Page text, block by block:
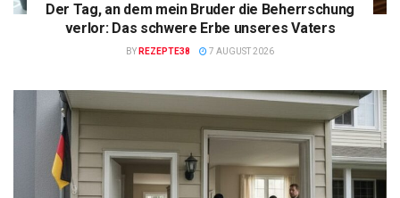
Der Tag, an dem mein Bruder die Beherrschung
verlor: Das schwere Erbe unseres Vaters
BY REZEPTE38 7 AUGUST 2026